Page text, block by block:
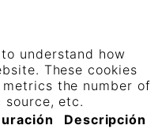
understand how
These cookies
the number of
etc.
Descripción